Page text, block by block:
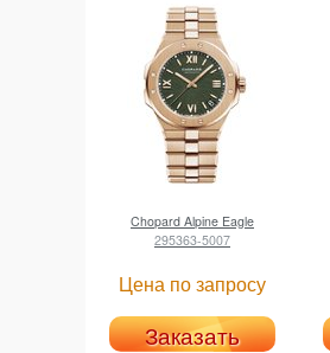
Chopard Alpine Eagle
295363-5007
Цена по запросу
Заказать